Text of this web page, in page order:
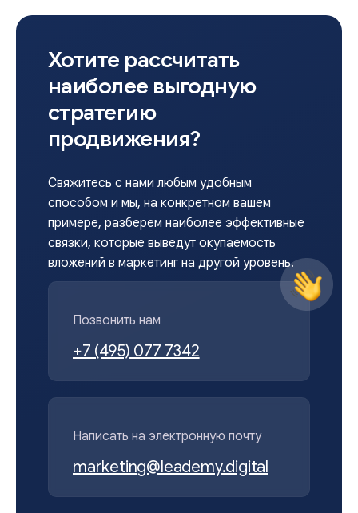
Хотите рассчитать
наиболее выгодную
стратегию
продвижения?
Свяжитесь с нами любым удобным
способом и мы, на конкретном вашем
примере, разберем наиболее эффективные
связки, которые выведут окупаемость
вложений в маркетинг на другой уровень.
Позвонить нам
+7 (495) 077 7342
Написать на электронную почту
marketing@leademy.digital